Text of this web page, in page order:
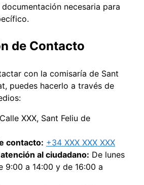
necesaria para
de Contacto
con la comisaría de Sant
puedes hacerlo a través de
Calle XXX, Sant Feliu de
contacto: +34 XXX XXX XXX
al ciudadano: De lunes
9:00 a 14:00 y de 16:00 a